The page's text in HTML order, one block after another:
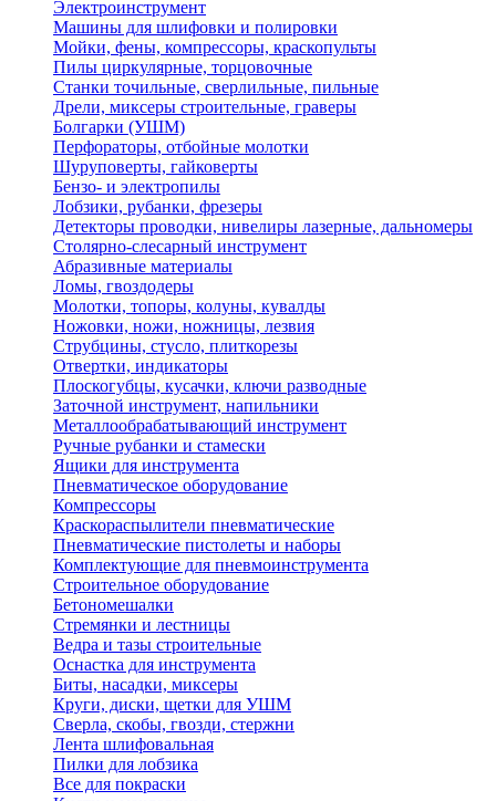
Электроинструмент
Машины для шлифовки и полировки
Мойки, фены, компрессоры, краскопульты
Пилы циркулярные, торцовочные
Станки точильные, сверлильные, пильные
Дрели, миксеры строительные, граверы
Болгарки (УШМ)
Перфораторы, отбойные молотки
Шуруповерты, гайковерты
Бензо- и электропилы
Лобзики, рубанки, фрезеры
Детекторы проводки, нивелиры лазерные, дальномеры
Столярно-слесарный инструмент
Абразивные материалы
Ломы, гвоздодеры
Молотки, топоры, колуны, кувалды
Ножовки, ножи, ножницы, лезвия
Струбцины, стусло, плиткорезы
Отвертки, индикаторы
Плоскогубцы, кусачки, ключи разводные
Заточной инструмент, напильники
Металлообрабатывающий инструмент
Ручные рубанки и стамески
Ящики для инструмента
Пневматическое оборудование
Компрессоры
Краскораспылители пневматические
Пневматические пистолеты и наборы
Комплектующие для пневмоинструмента
Строительное оборудование
Бетономешалки
Стремянки и лестницы
Ведра и тазы строительные
Оснастка для инструмента
Биты, насадки, миксеры
Круги, диски, щетки для УШМ
Сверла, скобы, гвозди, стержни
Лента шлифовальная
Пилки для лобзика
Все для покраски